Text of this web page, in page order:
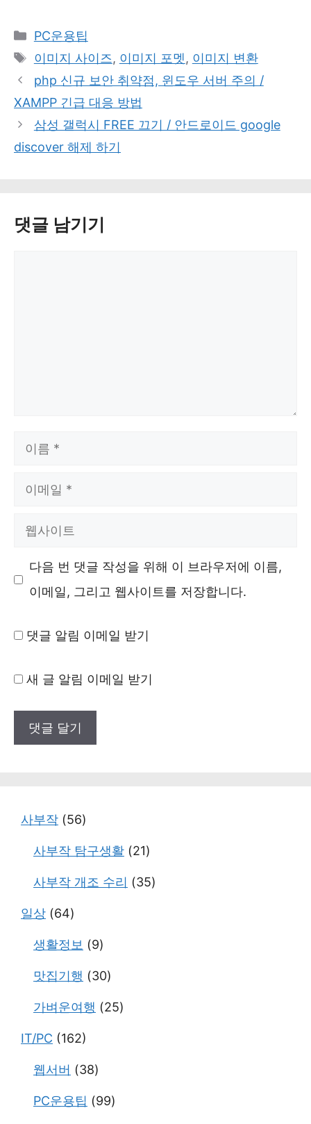
카
테
리
PC운용팁
태
그
이미지 사이즈, 이미지 포멧, 이미지 변환
php 신규 보안 취약점, 윈도우 서버 주의 /
XAMPP 긴급 대응 방법
삼성 갤럭시 FREE 끄기 / 안드로이드 google
discover 해제 하기
댓글 남기기
이
다음 번 댓글 작성을 위해 이 브라우저에 이름,
이메일, 그리고 웹사이트를 저장합니다.
댓글 알림 이메일 받기
새 글 알림 이메일 받기
사부작 (56)
사부작 탐구생활 (21)
사부작 개조 수리 (35)
일상 (64)
생활정보 (9)
맛집기행 (30)
가벼운여행 (25)
IT/PC (162)
웹서버 (38)
PC운용팁 (99)